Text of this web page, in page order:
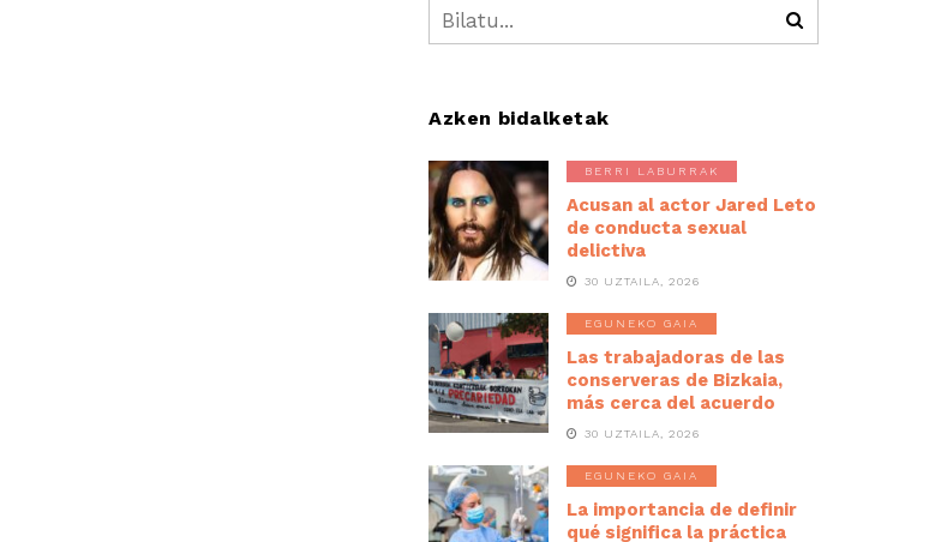
Azken bidalketak
BERRI LABURRAK
Acusan al actor Jared Leto
de conducta sexual
delictiva
30 UZTAILA, 2026
EGUNEKO GAIA
Las trabajadoras de las
conserveras de Bizkaia,
más cerca del acuerdo
30 UZTAILA, 2026
EGUNEKO GAIA
La importancia de definir
qué significa la práctica